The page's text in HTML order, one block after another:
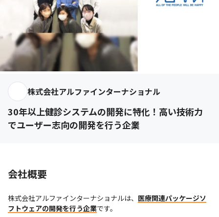
株式会社アルファインターナショナル
30年以上健診システムの開発に特化！高い技術力
でユーザー志向の開発を行う企業
会社概要
株式会社アルファインターナショナルは、 医療関連パッケージソ
フトウェアの開発を行う企業です。